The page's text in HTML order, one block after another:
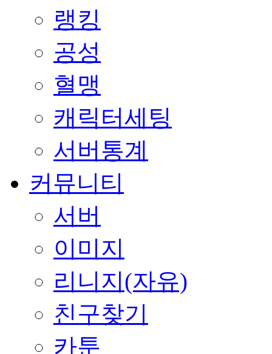
랭킹
공성
혈맹
캐릭터세팅
서버통계
커뮤니티
서버
이미지
리니지(자유)
친구찾기
카툰